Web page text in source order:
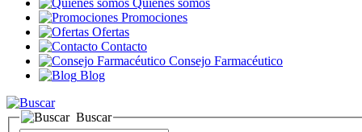
Promociones
Ofertas
Contacto
Consejo Farmacéutico
Blog
Buscar